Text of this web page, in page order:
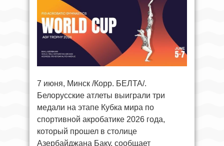
7 июня, Минск /Корр. БЕЛТА/.
Белорусские атлеты выиграли три
медали на этапе Кубка мира по
спортивной акробатике 2026 года,
который прошел в столице
Азербайджана Баку, сообщает